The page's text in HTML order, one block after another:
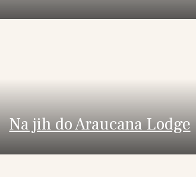
Na jih do Araucana Lodge